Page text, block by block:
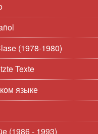
(1978-1980)
Texte
языке
(1986 - 1993)